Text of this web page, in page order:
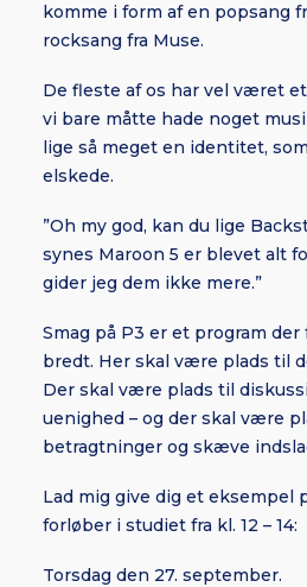
komme i form af en popsang
rocksang fra Muse.
De fleste af os har vel været
vi bare måtte hade noget
lige så meget en identitet,
elskede.
”Oh my god, kan du lige
synes Maroon 5 er blevet alt
gider jeg dem ikke mere.”
Smag på P3 er et program
bredt. Her skal være plads til
Der skal være plads til
uenighed – og der skal være
betragtninger og skæve
Lad mig give dig et eksempel
forløber i studiet fra kl. 12 – 14:
Torsdag den 27. september.